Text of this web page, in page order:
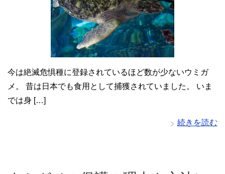
今は絶滅危惧種に登録されているほど数が少ないウミガ
メ。 昔は日本でも食用として捕獲されていました。 いま
では身 […]
続きを読む